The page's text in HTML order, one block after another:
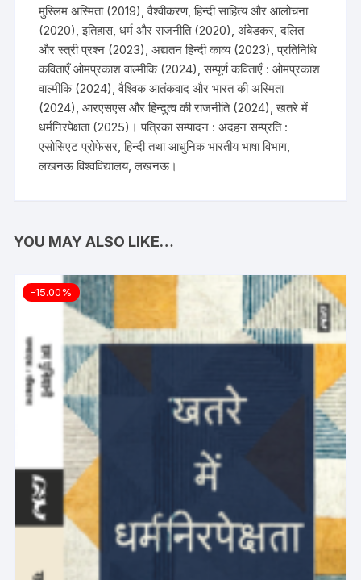
मुस्लिम अस्मिता (2019), वैश्वीकरण, हिन्दी साहित्य और आलोचना
(2020), इतिहास, धर्म और राजनीति (2020), अंबेडकर, दलित
और स्त्री प्रश्न (2023), अद्यतन हिन्दी काव्य (2023), प्रतिनिधि
कविताएँ ओमप्रकाश वाल्मीकि (2024), सम्पूर्ण कविताएँ : ओमप्रकाश
वाल्मीकि (2024), वैश्विक आतंकवाद और भारत की अस्मिता
(2024), आरएसएस और हिन्दुत्व की राजनीति (2024), खतरे में
धर्मनिरपेक्षता (2025)। पत्रिका सम्पादन : अदहन सम्प्रति :
एसोसिएट प्रोफेसर, हिन्दी तथा आधुनिक भारतीय भाषा विभाग,
लखनऊ विश्वविद्यालय, लखनऊ।
YOU MAY ALSO LIKE…
-15.00%